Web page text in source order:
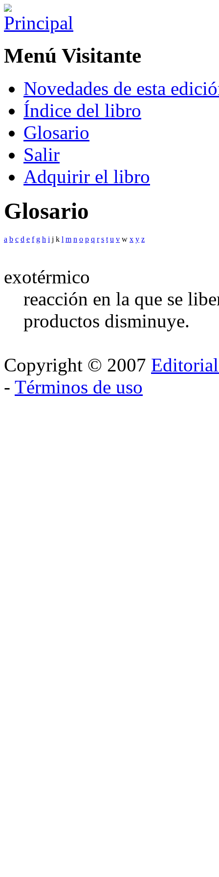
Menú Visitante
Novedades de esta
Índice del libro
Glosario
Salir
Adquirir el libro
Glosario
a b c d e f g h i j k l m n o p q r s t u v w x y z
exotérmico
reacción en la que se
productos disminuye.
Copyright © 2007
- Términos de uso